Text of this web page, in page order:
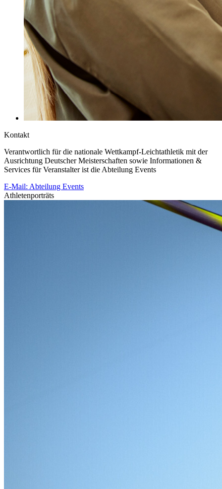
Kontakt
Verantwortlich für die nationale Wettkampf-Leichtathletik mit der
Ausrichtung Deutscher Meisterschaften sowie Informationen &
Services für Veranstalter ist die Abteilung Events
E-Mail: Abteilung Events
Athletenporträts